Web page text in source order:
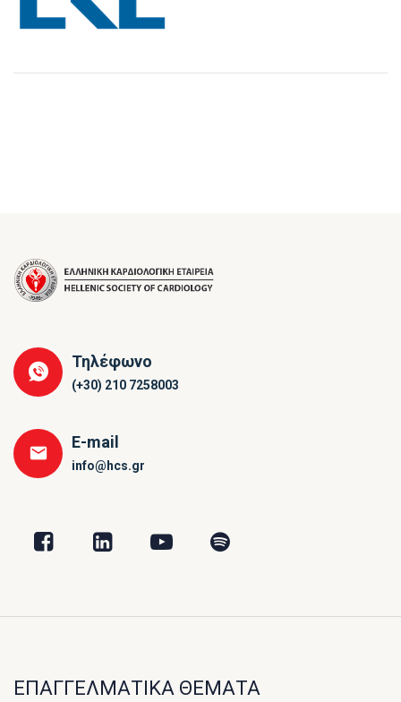
Τηλέφωνο
(+30) 210 7258003
E-mail
info@hcs.gr
ΕΠΑΓΓΕΛΜΑΤΙΚΑ ΘΕΜΑΤΑ